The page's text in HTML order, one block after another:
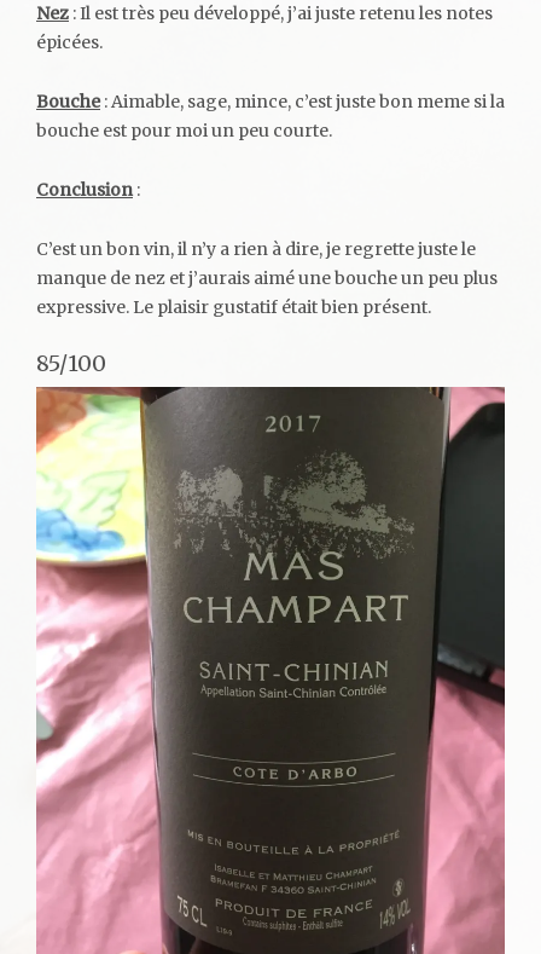
Nez : Il est très peu développé, j’ai juste retenu les notes
épicées.
Bouche: Aimable, sage, mince, c’est juste bon meme si la
bouche est pour moi un peu courte.
Conclusion:
C’est un bon vin, il n’y a rien à dire, je regrette juste le
manque de nez et j’aurais aimé une bouche un peu plus
expressive. Le plaisir gustatif était bien présent.
85/100